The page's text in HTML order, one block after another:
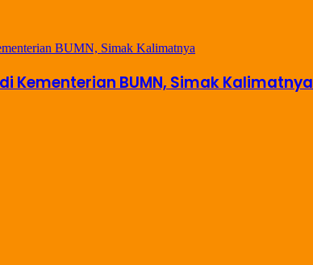
Kementerian BUMN, Simak Kalimatnya